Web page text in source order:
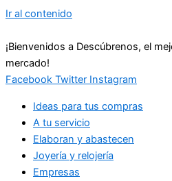
Ir al contenido
¡Bienvenidos a Descúbrenos, el
mercado!
Facebook Twitter Instagram
Ideas para tus compras
A tu servicio
Elaboran y abastecen
Joyería y relojería
Empresas